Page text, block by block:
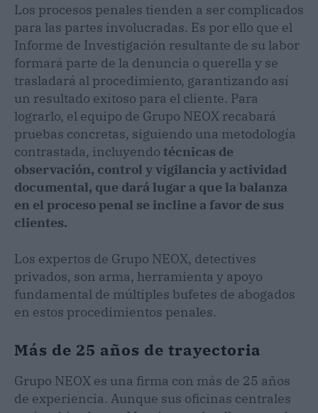
Los procesos penales tienden a ser complicados
para las partes involucradas. Es por ello que el
Informe de Investigación resultante de su labor
formará parte de la denuncia o querella y se
trasladará al procedimiento, garantizando así
un resultado exitoso para el cliente. Para
lograrlo, el equipo de Grupo NEOX recabará
pruebas concretas, siguiendo una metodología
contrastada, incluyendo técnicas de
observación, control y vigilancia y actividad
documental, que dará lugar a que la balanza
en el proceso penal se incline a favor de sus
clientes.
Los expertos de Grupo NEOX, detectives
privados, son arma, herramienta y apoyo
fundamental de múltiples bufetes de abogados
en estos procedimientos penales.
Más de 25 años de trayectoria
Grupo NEOX es una firma con más de 25 años
de experiencia. Aunque sus oficinas centrales